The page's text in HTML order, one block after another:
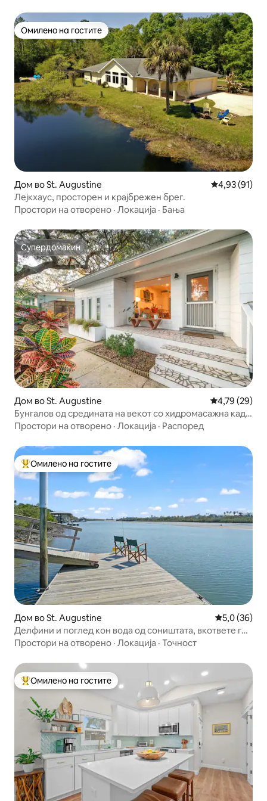
Омилено на гостите
Омилено на гостите
Дом во St. Augustine Просечна
4,93 (91)
Лејкхаус, просторен и крајбрежен брег.
Простори на отворено · Локација · Бања
Супердомаќин
Супердомаќин
Дом во St. Augustine Просечна
4,79 (29)
Бунгалов од средината на векот со хидромасажна када,
во близина на амфитеатар
Простори на отворено · Локација · Распоред
Меѓу најуспешните „Омилени на гостите“
Омилено на гостите
Дом во St. Augustine Просечна
5,0 (36)
Делфини и поглед кон вода од соништата, вкответе го
вашиот брод!
Простори на отворено · Локација · Точност
Меѓу најуспешните „Омилени на гостите“
Омилено на гостите